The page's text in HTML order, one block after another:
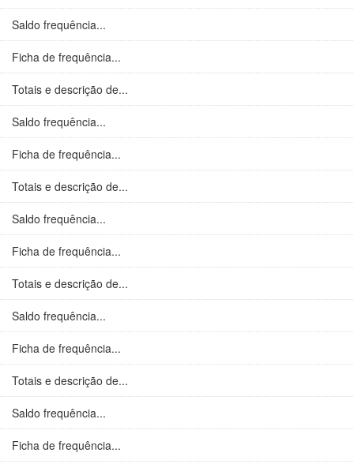
Saldo frequência...
Ficha de frequência...
Totais e descrição de...
Saldo frequência...
Ficha de frequência...
Totais e descrição de...
Saldo frequência...
Ficha de frequência...
Totais e descrição de...
Saldo frequência...
Ficha de frequência...
Totais e descrição de...
Saldo frequência...
Ficha de frequência...